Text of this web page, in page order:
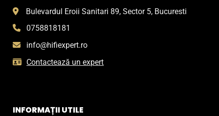
Bulevardul Eroii Sanitari 89, Sector 5, Bucuresti
0758818181
info@hifiexpert.ro
Contactează un expert
INFORMAȚII UTILE